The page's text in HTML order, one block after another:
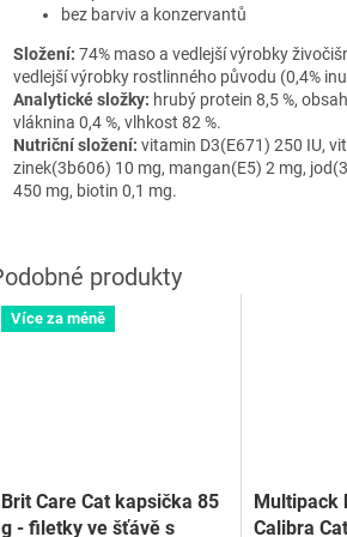
bez barviv a konzervantů
Složení: 74% maso a vedlejší výrobky
vedlejší výrobky rostlinného původu (0,4%
Analytické složky: hrubý protein 8,5 %,
vláknina 0,4 %, vlhkost 82 %.
Nutriční složení: vitamin D3(E671) 250 IU,
zinek(3b606) 10 mg, mangan(E5) 2 mg,
450 mg, biotin 0,1 mg.
Více za méně
Brit Care Cat kapsička 85
g - filetky ve šťávě s
Multipack
Calibra